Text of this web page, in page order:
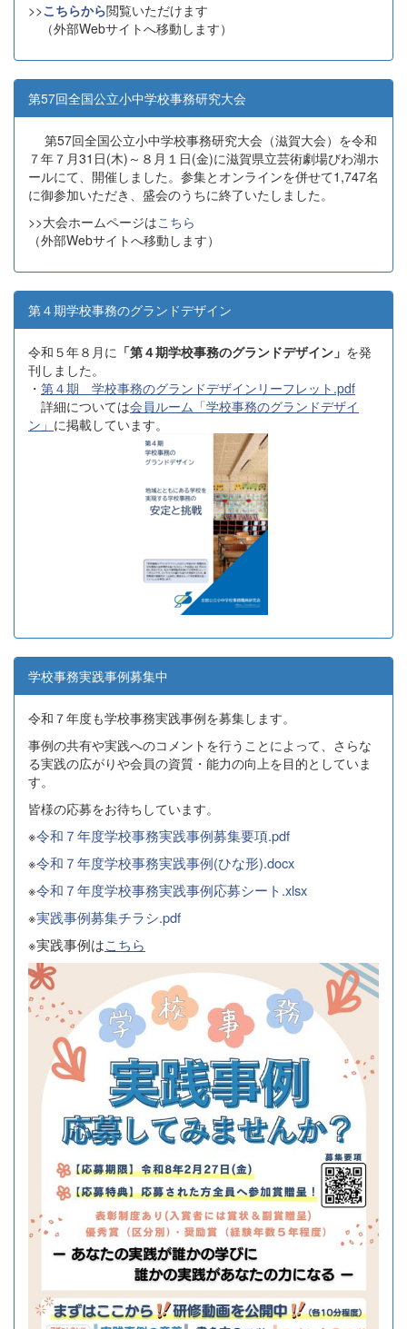
>>こちらから閲覧いただけます
（外部Webサイトへ移動します）
第57回全国公立小中学校事務研究大会
第57回全国公立小中学校事務研究大会（滋賀大会）を令和
７年７月31日(木)～８月１日(金)に滋賀県立芸術劇場びわ湖ホ
ールにて、開催しました。参集とオンラインを併せて1,747名
に御参加いただき、盛会のうちに終了いたしました。
>>大会ホームページはこちら
（外部Webサイトへ移動します）
第４期学校事務のグランドデザイン
令和５年８月に 「第４期学校事務のグランドデザイン」 を発
刊しました。
・ 第４期 学校事務のグランドデザインリーフレット.pdf
詳細については会員ルーム「学校事務のグランドデザイ
ン」 に掲載しています。
学校事務実践事例募集中
令和７年度も学校事務実践事例を募集します。
事例の共有や実践へのコメントを行うことによって、さらな
る実践の広がりや会員の資質・能力の向上を目的としていま
す。
皆様の応募をお待ちしています。
※令和７年度学校事務実践事例募集要項.pdf
※令和７年度学校事務実践事例(ひな形).docx
※令和７年度学校事務実践事例応募シート.xlsx
※実践事例募集チラシ.pdf
※実践事例はこちら